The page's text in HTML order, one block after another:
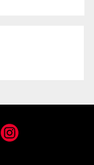
Instagram